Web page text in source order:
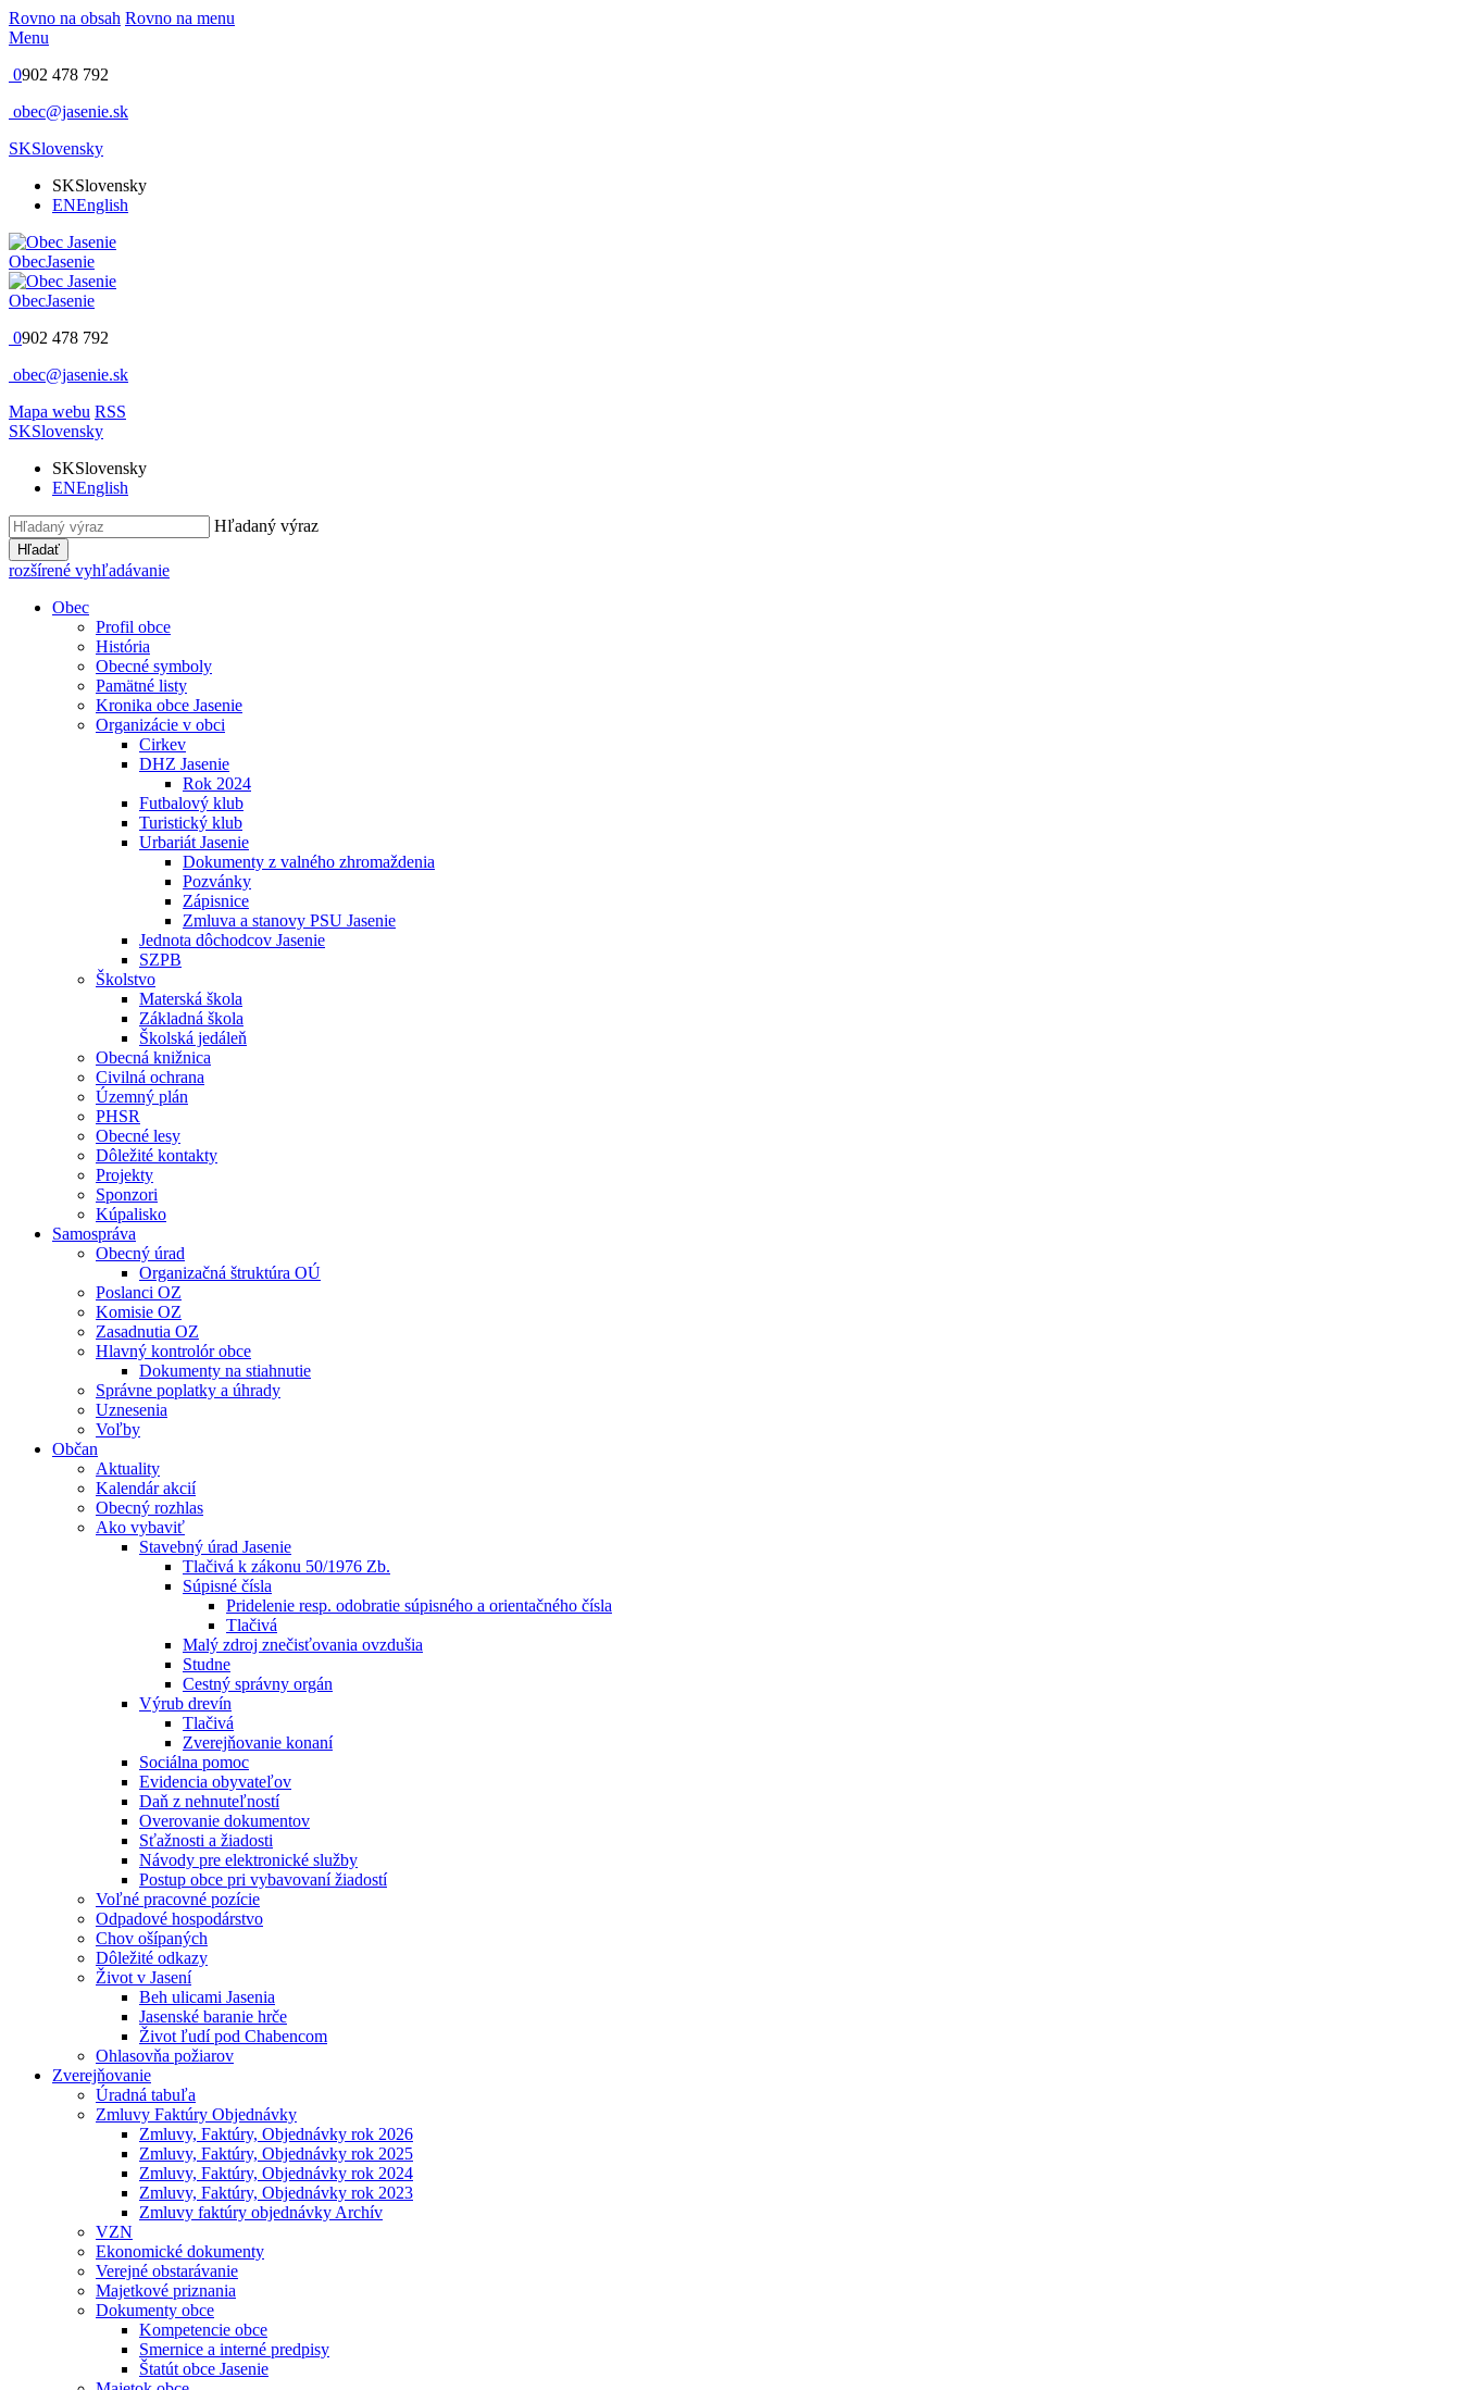
Rovno na obsah Rovno na menu
Menu
0902 478 792
obec@jasenie.sk
SKSlovensky
SKSlovensky
ENEnglish
ObecJasenie
ObecJasenie
0902 478 792
obec@jasenie.sk
Mapa webu RSS
SKSlovensky
SKSlovensky
ENEnglish
Hľadaný výraz
Hľadať
rozšírené vyhľadávanie
Obec
Profil obce
História
Obecné symboly
Pamätné listy
Kronika obce Jasenie
Organizácie v obci
Cirkev
DHZ Jasenie
Rok 2024
Futbalový klub
Turistický klub
Urbariát Jasenie
Dokumenty z valného zhromaždenia
Pozvánky
Zápisnice
Zmluva a stanovy PSU Jasenie
Jednota dôchodcov Jasenie
SZPB
Školstvo
Materská škola
Základná škola
Školská jedáleň
Obecná knižnica
Civilná ochrana
Územný plán
PHSR
Obecné lesy
Dôležité kontakty
Projekty
Sponzori
Kúpalisko
Samospráva
Obecný úrad
Organizačná štruktúra OÚ
Poslanci OZ
Komisie OZ
Zasadnutia OZ
Hlavný kontrolór obce
Dokumenty na stiahnutie
Správne poplatky a úhrady
Uznesenia
Voľby
Občan
Aktuality
Kalendár akcií
Obecný rozhlas
Ako vybaviť
Stavebný úrad Jasenie
Tlačivá k zákonu 50/1976 Zb.
Súpisné čísla
Pridelenie resp. odobratie súpisného a orientačného čísla
Tlačivá
Malý zdroj znečisťovania ovzdušia
Studne
Cestný správny orgán
Výrub drevín
Tlačivá
Zverejňovanie konaní
Sociálna pomoc
Evidencia obyvateľov
Daň z nehnuteľností
Overovanie dokumentov
Sťažnosti a žiadosti
Návody pre elektronické služby
Postup obce pri vybavovaní žiadostí
Voľné pracovné pozície
Odpadové hospodárstvo
Chov ošípaných
Dôležité odkazy
Život v Jasení
Beh ulicami Jasenia
Jasenské baranie hrče
Život ľudí pod Chabencom
Ohlasovňa požiarov
Zverejňovanie
Úradná tabuľa
Zmluvy Faktúry Objednávky
Zmluvy, Faktúry, Objednávky rok 2026
Zmluvy, Faktúry, Objednávky rok 2025
Zmluvy, Faktúry, Objednávky rok 2024
Zmluvy, Faktúry, Objednávky rok 2023
Zmluvy faktúry objednávky Archív
VZN
Ekonomické dokumenty
Verejné obstarávanie
Majetkové priznania
Dokumenty obce
Kompetencie obce
Smernice a interné predpisy
Štatút obce Jasenie